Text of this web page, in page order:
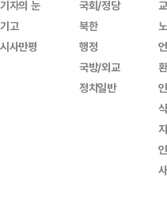
기자의 눈
기고
시사만평
국회/정당
북한
행정
국방/외교
정치일반